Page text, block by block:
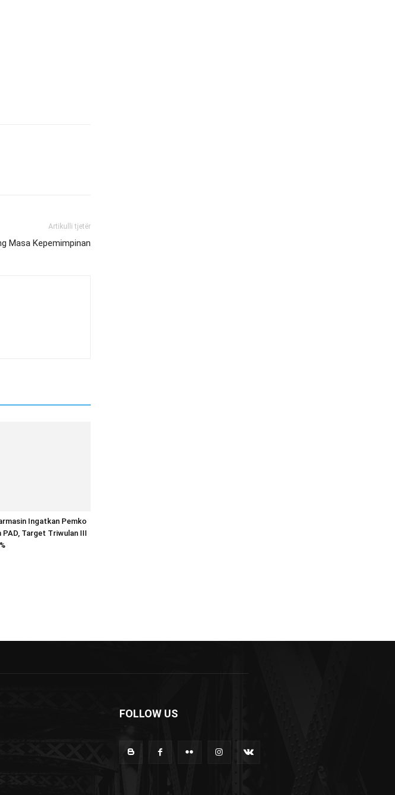
Artikulli tjetër
Masa Kepemimpinan
Ingatkan Pemko
PAD, Target Triwulan III
FOLLOW US